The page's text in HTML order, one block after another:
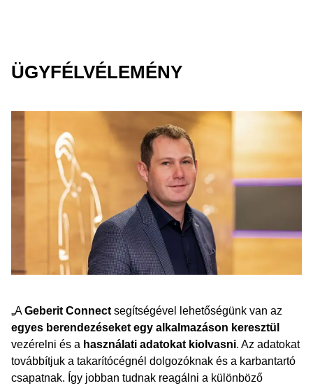
ÜGYFÉLVÉLEMÉNY
„AGeberit Connect segítségével lehetőségünk van az
egyes berendezéseket egy alkalmazáson keresztül
vezérelni és a használati adatokat kiolvasni. Az adatokat
továbbítjuk a takarítócégnél dolgozóknak és a karbantartó
csapatnak. Így jobban tudnak reagálni a különböző